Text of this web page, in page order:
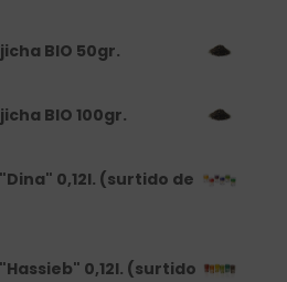
BIO 50gr.
BIO 100gr.
0,12l. (surtido de
0,12l. (surtido